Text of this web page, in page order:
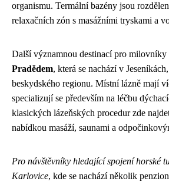
organismu. Termální bazény jsou
relaxačních zón s masážními tryskami a
Další významnou destinací pro milovníky
Pradědem, která se nachází v
beskydského regionu. Místní lázně mají
specializují se především na léčbu
klasických lázeňských procedur zde
nabídkou masáží, saunami a
Pro návštěvníky hledající spojení horské
Karlovice, kde se nachází několik